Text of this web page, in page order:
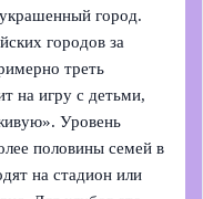
город.
городов за
треть
на игру с детьми,
Уровень
половины семей в
на стадион или